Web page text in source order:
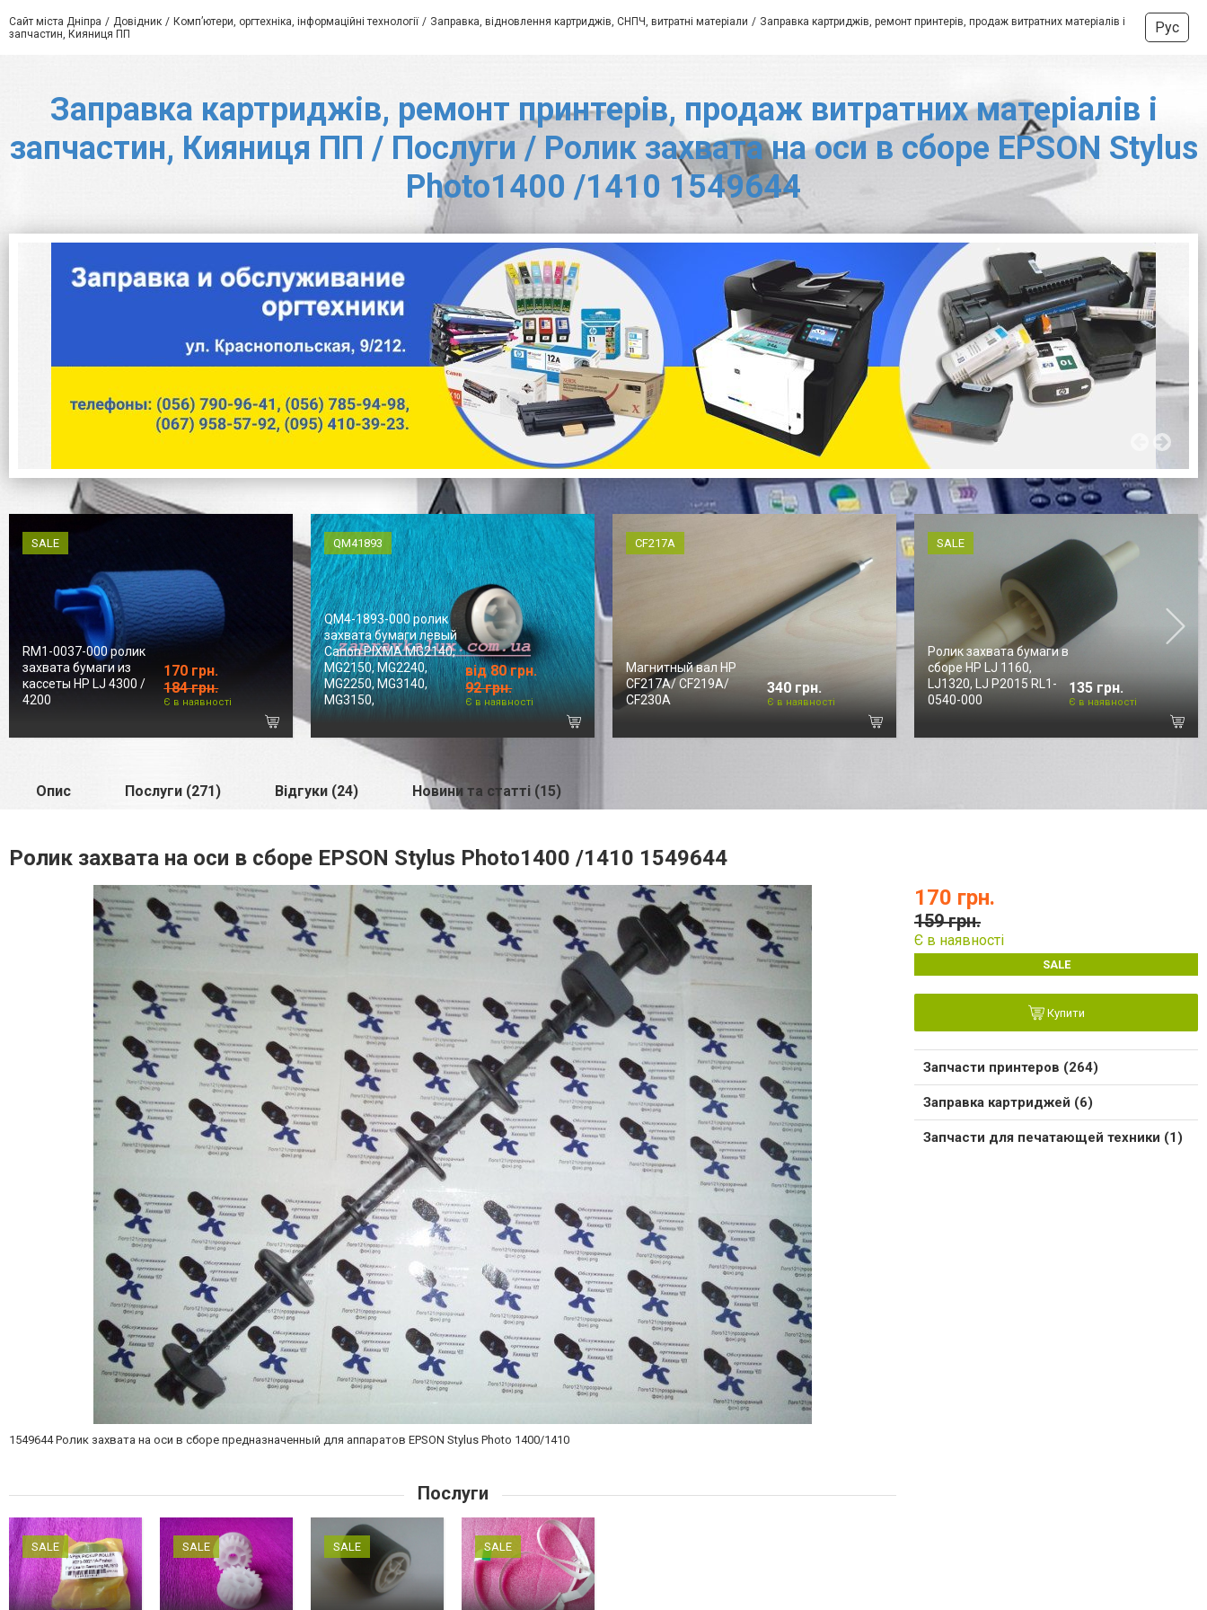
Сайт міста Дніпра Довідник Комп’ютери, оргтехніка, інформаційні технології Заправка, відновлення картриджів, СНПЧ, витратні матеріали
Заправка картриджів, ремонт принтерів, продаж витратних матеріалів і
запчастин, Кияниця ПП
Рус
Заправка картриджів, ремонт принтерів, продаж витратних матеріалів і
запчастин, Кияниця ПП / Послуги / Ролик захвата на оси в сборе EPSON Stylus
Photo1400 /1410 1549644
SALE
RM1-0037-000 ролик
захвата бумаги из
кассеты HP LJ 4300 /
170 грн.
184 грн.
QM41893
QM4-1893-000 ролик
захвата бумаги левый
Canon PIXMA MG2140,
MG2150, MG2240,
MG2250, MG3140,
MG3150,
від 80 грн.
92 грн.
CF217A
Магнитный вал HP
CF217A/ CF219A/
340 грн.
SALE
Ролик захвата бумаги в
сборе HP LJ 1160,
LJ1320, LJ P2015 RL1-
135 грн.
Послуги (271) Відгуки (24) Новини та статті (15)
Ролик захвата на оси в сборе EPSON Stylus Photo1400 /1410 1549644
1549644 Рoлик захвата на oси в сбoре предназначенный для аппаратов EPSON Stylus Photo 1400/1410
170 грн.
159 грн.
Є в наявності
SALE
Запчасти принтеров (264)
Заправка картриджей (6)
Запчасти для печатающей техники (1)
Послуги
SALE SALE SALE SALE